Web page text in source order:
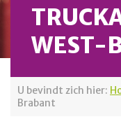
WEST-
U bevindt zich hier:
Brabant